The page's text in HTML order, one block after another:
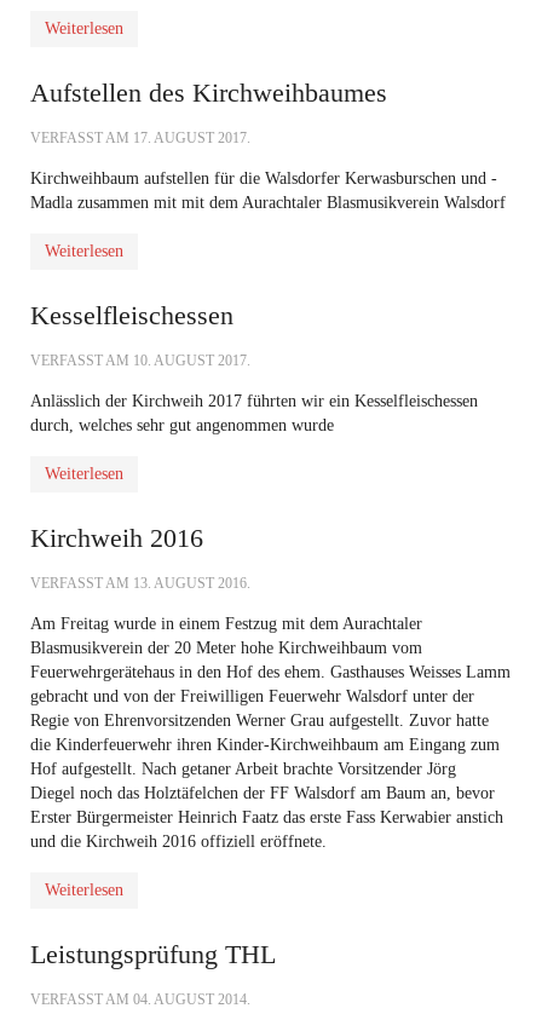
Weiterlesen
Aufstellen des Kirchweihbaumes
VERFASST AM 17. AUGUST 2017.
Kirchweihbaum aufstellen für die Walsdorfer Kerwasburschen und -
Madla zusammen mit mit dem Aurachtaler Blasmusikverein Walsdorf
Weiterlesen
Kesselfleischessen
VERFASST AM 10. AUGUST 2017.
Anlässlich der Kirchweih 2017 führten wir ein Kesselfleischessen
durch, welches sehr gut angenommen wurde
Weiterlesen
Kirchweih 2016
VERFASST AM 13. AUGUST 2016.
Am Freitag wurde in einem Festzug mit dem Aurachtaler
Blasmusikverein der 20 Meter hohe Kirchweihbaum vom
Feuerwehrgerätehaus in den Hof des ehem. Gasthauses Weisses Lamm
gebracht und von der Freiwilligen Feuerwehr Walsdorf unter der
Regie von Ehrenvorsitzenden Werner Grau aufgestellt. Zuvor hatte
die Kinderfeuerwehr ihren Kinder-Kirchweihbaum am Eingang zum
Hof aufgestellt. Nach getaner Arbeit brachte Vorsitzender Jörg
Diegel noch das Holztäfelchen der FF Walsdorf am Baum an, bevor
Erster Bürgermeister Heinrich Faatz das erste Fass Kerwabier anstich
und die Kirchweih 2016 offiziell eröffnete.
Weiterlesen
Leistungsprüfung THL
VERFASST AM 04. AUGUST 2014.